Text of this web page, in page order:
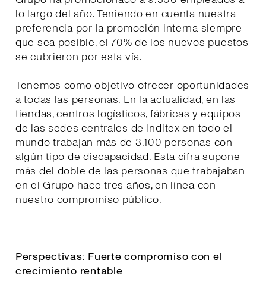
lo largo del año. Teniendo en cuenta nuestra
preferencia por la promoción interna siempre
que sea posible, el 70% de los nuevos puestos
se cubrieron por esta vía.
Tenemos como objetivo ofrecer oportunidades
a todas las personas. En la actualidad, en las
tiendas, centros logísticos, fábricas y equipos
de las sedes centrales de Inditex en todo el
mundo trabajan más de 3.100 personas con
algún tipo de discapacidad. Esta cifra supone
más del doble de las personas que trabajaban
en el Grupo hace tres años, en línea con
nuestro compromiso público.
Perspectivas: Fuerte compromiso con el
crecimiento rentable